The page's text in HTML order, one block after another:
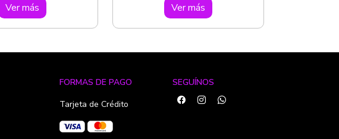
Ver más Ver más
FORMAS DE PAGO
Tarjeta de Crédito
SEGUÍNOS